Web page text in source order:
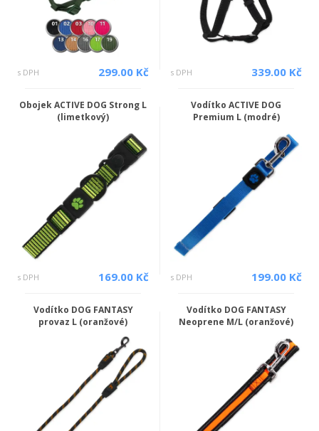
s DPH 299.00 Kč s DPH 339.00 Kč
Obojek ACTIVE DOG Strong L
(limetkový)
s DPH 169.00 Kč
Vodítko ACTIVE DOG
Premium L (modré)
s DPH 199.00 Kč
Vodítko DOG FANTASY
provaz L (oranžové)
Vodítko DOG FANTASY
Neoprene M/L (oranžové)